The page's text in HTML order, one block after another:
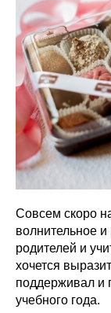
Совсем скоро
волнительное
родителей и
хочется
поддерживал и
учебного года.